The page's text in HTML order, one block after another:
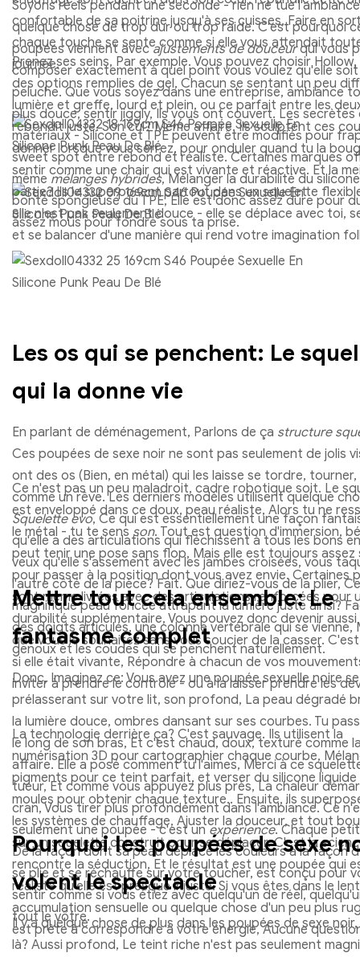
confortable de sa poitrine jusqu'à ses cuisses, Faire en
chaque touche se sente comme si elle vous attendait
journée.
Soyons réels pendant une seconde - rien ne tue
quelque chose de trop dur ou trop raide. C'est pourquoi
poupées viennent avecajustements de douceurqui vous
composer exactement à quel point vous voulez qu'elle
peluche. Que vous soyez dans une entreprise, ambiance
plus douce, sentir jiggly, Ils vous ont couvert. Les secrètes
matériaux - Silicone et TPE peuvent être modifiés pour
sweet spot entre rebond et réaliste. Certaines marques
même mélanges hybrides, Mélanger la durabilité du
bonté spongieuse du TPE, Elle est donc assez dure pour
assez mous pour fondre sous ta prise.
Prenez ses seins, Par exemple. Vous pouvez choisir
des options remplies de gel, Chacun se sentant un peu
lumière et greffe, lourd et plein, ou ce parfait entre les
rebondit juste. Son cul? Même affaire. Ils sculptent ces
donner lorsque vous serrez, pour onduler quand tu la
sentir comme une chair qui est vivante et réactive. Et la
partie? Ils le superposent partout dans un squelette
elle n'est pas seulement douce - elle se déplace avec toi,
et se balancer d'une manière qui rend votre imagination
Les os qui se penchent: Le
qui la donne vie
En parlant de déménagement, Parlons de ça structure
Ces poupées de sexe noir ne sont pas seulement de jolis
ont des os (Bien, en métal) qui les laisse se tordre,
comme un rêve. Les derniers modèles utilisent quelque
Squelette evo, Ce qui est essentiellement une façon
qu'elle a des articulations qui fléchissent à tous les bons
veux qu'elle s'assement avec les jambes croisées, vous
l'autre côté de la pièce? Fait. Que diriez-vous de la plier,
magnifique peau foncée attrapant la lumière juste ainsi?
des doigts articulés, une colonne vertébrale qui se vienne,
genoux et les coudes qui se penchent naturellement.
Ce n'est pas un peu maladroit, cadre robotique soit. Le
est enveloppé dans ce doux, peau réaliste, Alors tu ne
le métal - tu te sens son. Tout est question d'immersion,
peut tenir une pose sans flop, Mais elle est toujours assez
pour passer à la position dont vous avez envie. Certaines
sont même livrées avec des articulations renforcées pour
durabilité supplémentaire, Vous pouvez donc devenir
que vous le souhaitez sans vous soucier de la casser.
si elle était vivante, Répondre à chacun de vos
inviter à prendre le contrôle - ou à la laisser prendre les
Mettre tout cela ensemble: Le
fantasme complet
Donc, Imaginez ce: Vous avez une poupée sexuelle noire se
prélasserant sur votre lit, son profond, La peau dégradé
la lumière douce, ombres dansant sur ses courbes. Tu
le long de son bras, Et c'est chaud, doux, texturé comme
affaire. Elle a posé comment tu l'aimes, Merci à ce
tueur, Et comme vous appuyez plus près, La chaleur
cran, Vous tirer plus profondément dans l'ambiance. Ce
seulement une poupée - c'est unexpérience. Chaque
De la façon dont sa peau déplace les couleurs à la façon
se plie et se réchauffe sur votre toucher, est conçu pour
sentir comme si vous étiez avec quelqu'un de réel,
tout le vôtre.
La technologie derrière ça? C'est sauvage. Ils utilisent la
numérisation 3D pour cartographier chaque courbe,
pigments pour ce teint parfait, et verser du silicone liquide
moules pour obtenir chaque texture.. Ensuite, ils
les systèmes de chauffage, Ajuster la douceur, et tout
sur un squelette construit pour se déplacer. C'est la
rencontre la séduction, Et le résultat est une poupée qui
réaliste qu'elle est presque injuste. Si vous êtes dans le
accumulation sensuelle ou quelque chose d'un peu plus
est prête à correspondre à votre énergie, Aucune
Pourquoi les poupées de sexe
volent le spectacle
Il y a quelque chose de plus dans les poupées de sexe
là? Aussi profond, Le teint riche n'est pas seulement